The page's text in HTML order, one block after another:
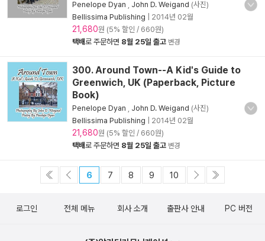
Penelope Dyan John D. Weigand (사진)
Bellissima Publishing
2014년 02월
21,680원 (5% 할인 / 660원)
택배로 주문하면 8월 25일 출고 변경
300. Around Town--A Kid's Guide to
Greenwich, UK (Paperback, Picture
Book)
Penelope Dyan John D. Weigand (사진)
Bellissima Publishing
2014년 02월
21,680원 (5% 할인 / 660원)
택배로 주문하면 8월 25일 출고 변경
6 7 8 9 10
로그인 전체 메뉴 회사 소개 출판사 안내 PC 버전